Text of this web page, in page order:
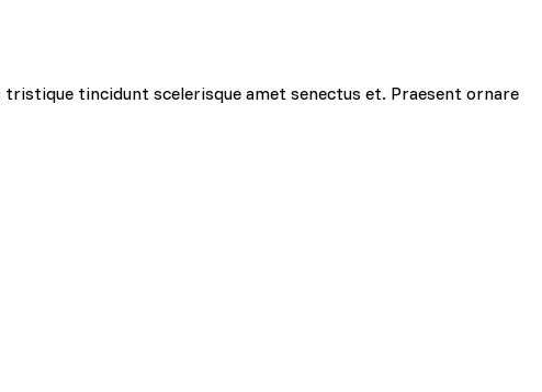
tincidunt scelerisque amet senectus et. Praesent ornare
działać w zamierzony
osoby.